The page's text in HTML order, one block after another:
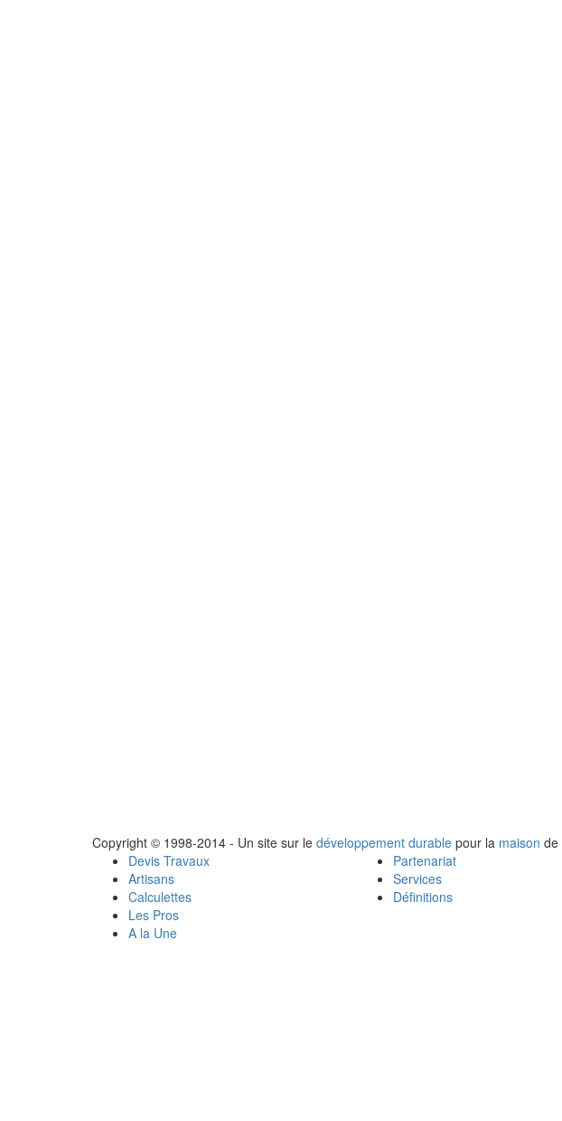
Copyright © 1998-2014 - Un site sur le développement durable pour la maison de
Devis Travaux
Artisans
Calculettes
Les Pros
A la Une
Partenariat
Services
Définitions